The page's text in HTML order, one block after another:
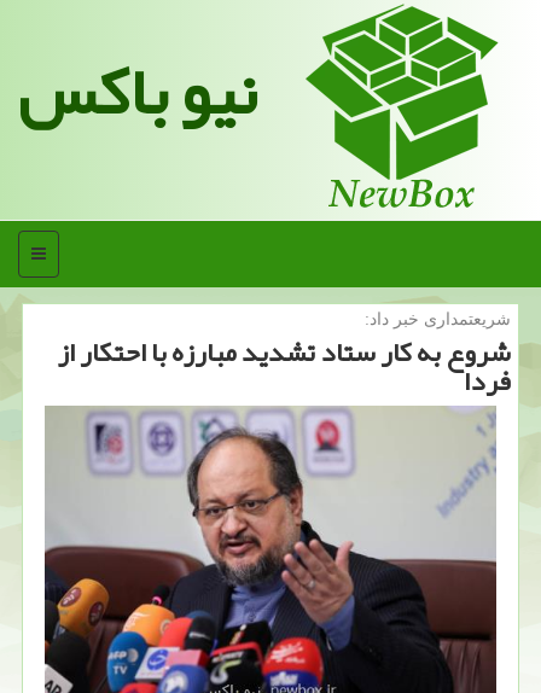
نیو باکس
منو
شریعتمداری خبر داد:
شروع به كار ستاد تشدید مبارزه با احتكار از
فردا